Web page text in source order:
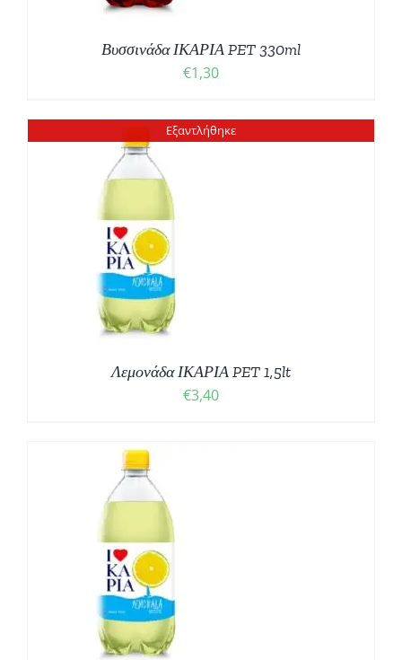
Βυσσινάδα ΙΚΑΡΙΑ PET 330ml
€1,30
Εξαντλήθηκε
Λεμονάδα ΙΚΑΡΙΑ PET 1,5lt
€3,40